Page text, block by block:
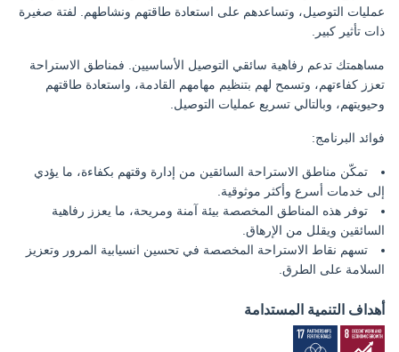
عمليات التوصيل، وتساعدهم على استعادة طاقتهم ونشاطهم لفتة صغيرة
ذات تأثير كبير
مساهمتك تدعم رفاهية سائقي التوصيل الأساسيين فمناطق الاستراحة
تعزز كفاءتهم، وتسمح لهم بتنظيم مهامهم القادمة، واستعادة طاقتهم
وحيويتهم، وبالتالي تسريع عمليات التوصيل
فوائد البرنامج:
تمكّن مناطق الاستراحة السائقين من إدارة وقتهم بكفاءة، ما يؤدي
إلى خدمات أسرع وأكثر موثوقية
توفر هذه المناطق المخصصة بيئة آمنة ومريحة، ما يعزز رفاهية
السائقين ويقلل من الإرهاق
تسهم نقاط الاستراحة المخصصة في تحسين انسيابية المرور وتعزيز
السلامة على الطرق
أهداف التنمية المستدامة